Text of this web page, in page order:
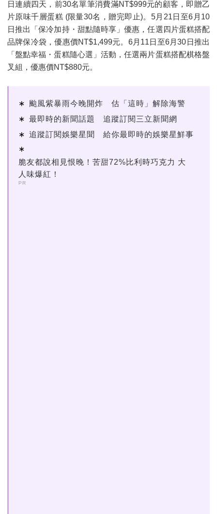
日連續四天，前30名單筆消費滿NT$999元的顧客，即贈乙
片原味千層蛋糕 (限量30名，贈完即止)。5月21日至6月10
日推出「保冷加持・甜點隨時享」優惠，任選四片蛋糕搭配
品牌保冷袋，優惠價NT$1,499元。6月11日至6月30日推出
「盤點幸福・蛋糕隨心選」活動，任選兩片蛋糕搭配棋格盤
叉組，優惠價NT$880元。
颱風紫暴雨今晚開炸 估「這時」解除海警
最即時的新聞話題 追蹤訂閱三立新聞網
追蹤訂閱娛樂星聞 給你最即時的娛樂星鮮事
脆友都說相見恨晚！苦甜72%比利時巧克力 大
人味爆紅！
PR